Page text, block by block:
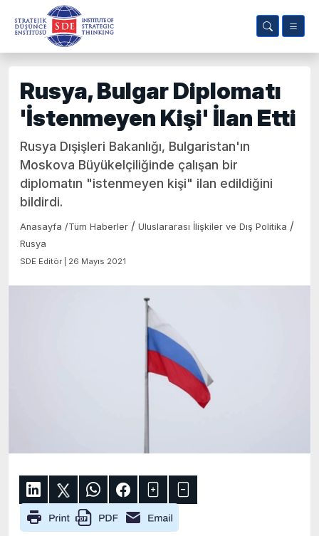
Rusya, Bulgar Diplomatı
'İstenmeyen Kişi' İlan Etti
Rusya Dışişleri Bakanlığı, Bulgaristan'ın
Moskova Büyükelçiliğinde çalışan bir
diplomatın "istenmeyen kişi" ilan edildiğini
bildirdi.
Anasayfa /Tüm Haberler / Uluslararası İlişkiler ve Dış Politika /
Rusya
SDE Editör | 26 Mayıs 2021